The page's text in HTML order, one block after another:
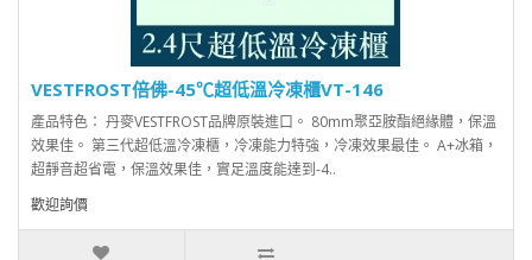
VESTFROST倍佛-45℃超低溫冷凍櫃VT-146
產品特色： 丹麥VESTFROST品牌原裝進口。 80mm聚亞胺酯絕緣體，保溫
效果佳。 第三代超低溫冷凍櫃，冷凍能力特強，冷凍效果最佳。 A+冰箱，
超靜音超省電，保溫效果佳，實足溫度能達到-4..
歡迎詢價